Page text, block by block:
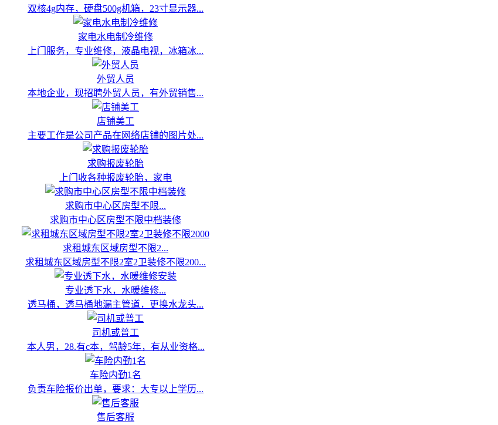
双核4g内存，硬盘500g机箱，23寸显示器...
家电水电制冷维修
上门服务，专业维修，液晶电视，冰箱冰...
外贸人员
本地企业，现招聘外贸人员，有外贸销售...
店铺美工
主要工作是公司产品在网络店铺的图片处...
求购报废轮胎
上门收各种报废轮胎，家电
求购市中心区房型不限...
求购市中心区房型不限中档装修
求租城东区域房型不限2...
求租城东区域房型不限2室2卫装修不限200...
专业透下水，水暖维修...
透马桶，透马桶地漏主管道，更换水龙头...
司机或普工
本人男，28.有c本，驾龄5年，有从业资格...
车险内勤1名
负责车险报价出单，要求：大专以上学历...
售后客服